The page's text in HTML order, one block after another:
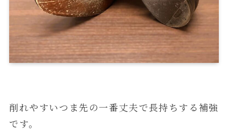
削れやすいつま先の一番丈夫で長持ちする補強
です。